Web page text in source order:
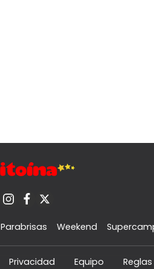
Parabrisas Weekend
Privacidad Equipo